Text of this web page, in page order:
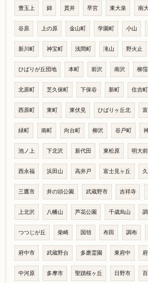
豊玉上 錦 貫井 早宮 東大泉 南
谷原 上の原 金山町 学園町 小山
新川町 神宝町 浅間町 滝山 野火止
ひばりが丘団地 本町 前沢 南沢 柳窪
北原町 芝久保町 下保谷 新町 住吉町
西原町 東町 東伏見 ひばりヶ丘北
緑町 南町 向台町 柳沢 谷戸町
池ノ上 下北沢 新代田 東松原 明大前
西永福 浜田山 高井戸 富士見ヶ丘
三鷹市 井の頭公園 武蔵野市 吉祥寺
上北沢 八幡山 芦花公園 千歳烏山
つつじが丘 柴崎 国領 布田 調布
府中市 武蔵野台 多磨霊園 東府中
中河原 多摩市 聖蹟桜ヶ丘 日野市